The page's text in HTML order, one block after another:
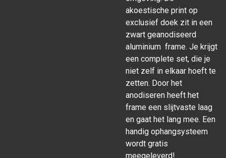
akoestische print op
exclusief doek zit in een
zwart geanodiseerd
aluminium frame. Je krijgt
een complete set, die je
niet zelf in elkaar hoeft te
zetten. Door het
anodiseren heeft het
frame een slijtvaste laag
en gaat het lang mee. Een
handig ophangsysteem
wordt gratis
meegeleverd!